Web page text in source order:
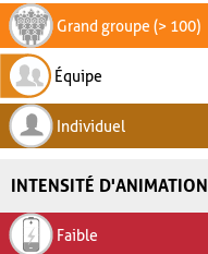
Grand groupe (> 100)
Équipe
Individuel
INTENSITÉ D'ANIMATION
Faible